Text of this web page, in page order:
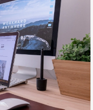
修从未承认自己是女
自己构建的幻想。最
仅以狗头表情包回
了误解如何被日常包
出之间的心理纠
懦与挣扎，以及幻
诞处境。